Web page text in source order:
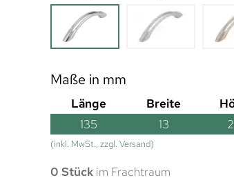
Maße in mm
Länge Breite
135
13
(inkl. MwSt., zzgl. Versand)
0 Stück im Frachtraum